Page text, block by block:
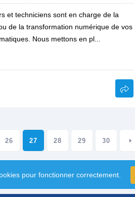
et techniciens sont en charge de la
de la transformation numérique de vos
Nous mettons en pl...
26 27 28 29 30
pour fonctionner correctement.